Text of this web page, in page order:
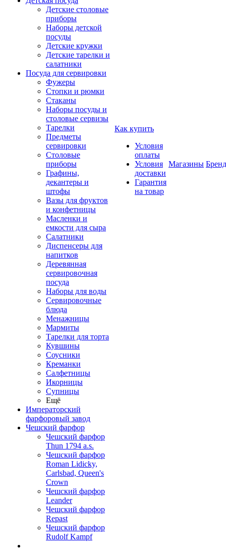
Детские столовые
приборы
Наборы детской
посуды
Детские кружки
Детские тарелки и
салатники
Посуда для сервировки
Фужеры
Стопки и рюмки
Стаканы
Наборы посуды и
столовые сервизы
Тарелки
Предметы
сервировки
Столовые
приборы
Графины,
декантеры и
штофы
Вазы для фруктов
и конфетницы
Масленки и
емкости для сыра
Салатники
Диспенсеры для
напитков
Деревянная
сервировочная
посуда
Наборы для воды
Сервировочные
блюда
Менажницы
Мармиты
Тарелки для торта
Кувшины
Соусники
Креманки
Салфетницы
Икорницы
Супницы
Ещё
Императорский
фарфоровый завод
Чешский фарфор
Чешский фарфор
Thun 1794 a.s.
Чешский фарфор
Roman Lidicky,
Carlsbad, Queen's
Crown
Чешский фарфор
Leander
Чешский фарфор
Repast
Чешский фарфор
Rudolf Kampf
Как купить
Условия
оплаты
Условия
доставки
Гарантия
на товар
Магазины